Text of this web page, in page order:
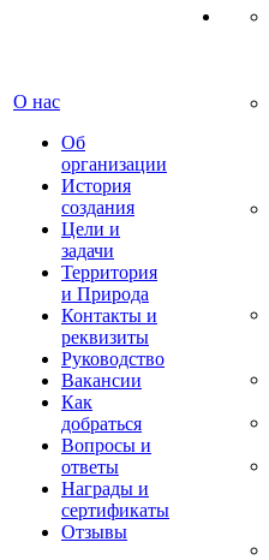
О нас
Об
организации
История
создания
Цели и
задачи
Территория
и Природа
Контакты и
реквизиты
Руководство
Вакансии
Как
добраться
Вопросы и
ответы
Награды и
сертификаты
Отзывы